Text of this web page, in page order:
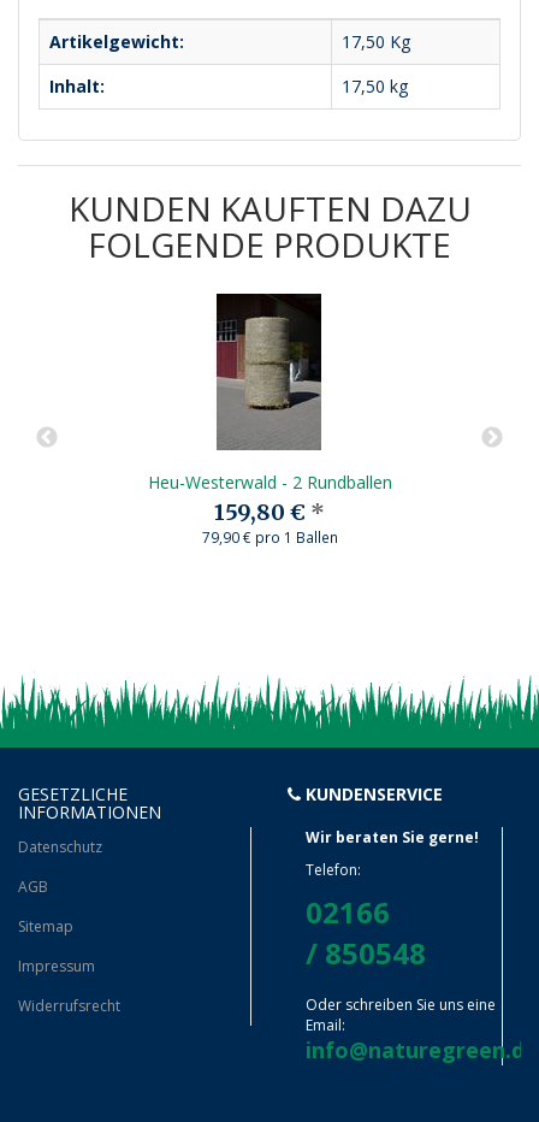
Artikelgewicht: 17,50 Kg
Inhalt:
17,50 kg
KUNDEN KAUFTEN DAZU
FOLGENDE PRODUKTE
Heu-Westerwald - 2 Rundballen
159,80 € *
79,90 € pro 1 Ballen
GESETZLICHE
INFORMATIONEN
Datenschutz
AGB
Sitemap
Impressum
Widerrufsrecht
KUNDENSERVICE
Wir beraten Sie gerne!
Telefon:
02166
/ 850548
Oder schreiben Sie uns eine
Email:
info@naturegreen.de